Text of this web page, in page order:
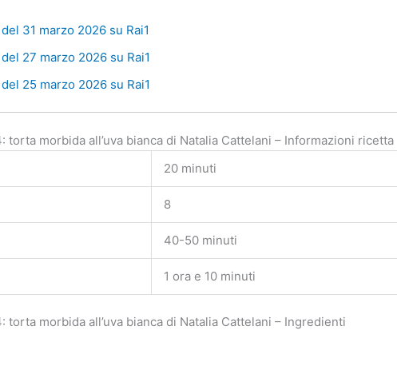
31 marzo 2026 su Rai1
27 marzo 2026 su Rai1
25 marzo 2026 su Rai1
morbida all’uva bianca di Natalia Cattelani – Informazioni ricetta
20 minuti
8
40-50 minuti
1 ora e 10 minuti
morbida all’uva bianca di Natalia Cattelani – Ingredienti